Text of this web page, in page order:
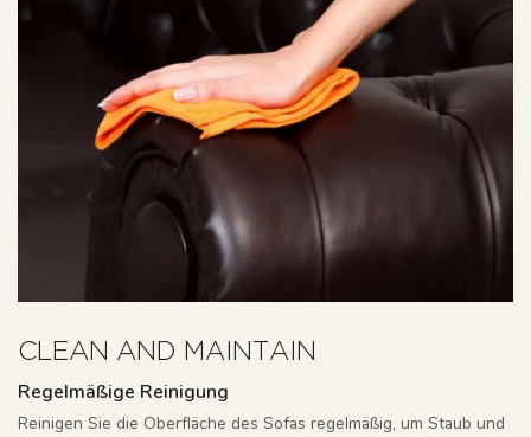
CLEAN AND MAINTAIN
Regelmäßige Reinigung
Reinigen Sie die Oberfläche des Sofas regelmäßig, um Staub und